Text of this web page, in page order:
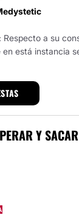
Respecto a su
está instancia
Y